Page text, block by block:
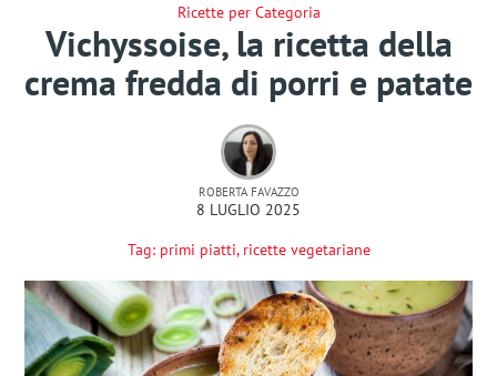
Ricette per Categoria
Vichyssoise, la ricetta della
crema fredda di porri e patate
ROBERTA FAVAZZO
8 LUGLIO 2025
Tag: primi piatti, ricette vegetariane